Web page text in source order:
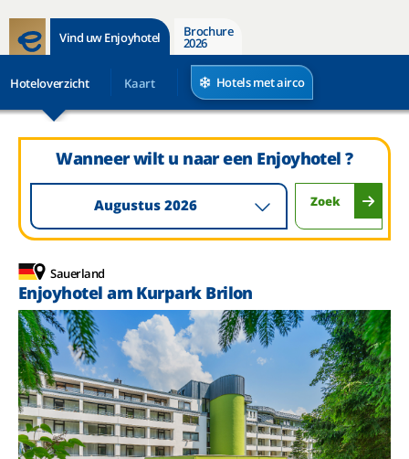
Vind uw Enjoyhotel Brochure
2026
Hoteloverzicht Kaart Hotels met airco
Wanneer wilt u naar een Enjoyhotel ?
Augustus 2026 Zoek
Sauerland
Enjoyhotel am Kurpark Brilon